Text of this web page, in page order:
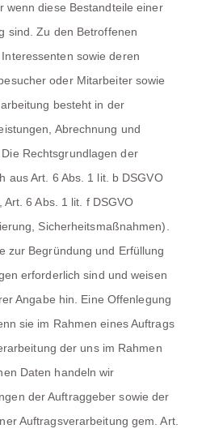
wenn diese Bestandteile einer
sind. Zu den Betroffenen
sowie deren
oder Mitarbeiter sowie
besteht in der
Abrechnung und
Rechtsgrundlagen der
aus Art. 6 Abs. 1 lit. b DSGVO
6 Abs. 1 lit. f DSGVO
Sicherheitsmaßnahmen).
zur Begründung und Erfüllung
erforderlich sind und weisen
Angabe hin. Eine Offenlegung
sie im Rahmen eines Auftrags
der uns im Rahmen
Daten handeln wir
der Auftraggeber sowie der
Auftragsverarbeitung gem. Art.